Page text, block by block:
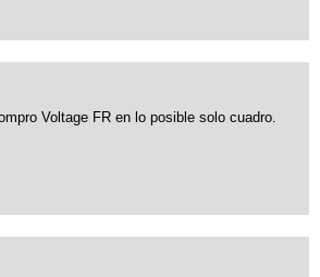
Voltage FR en lo posible solo cuadro.